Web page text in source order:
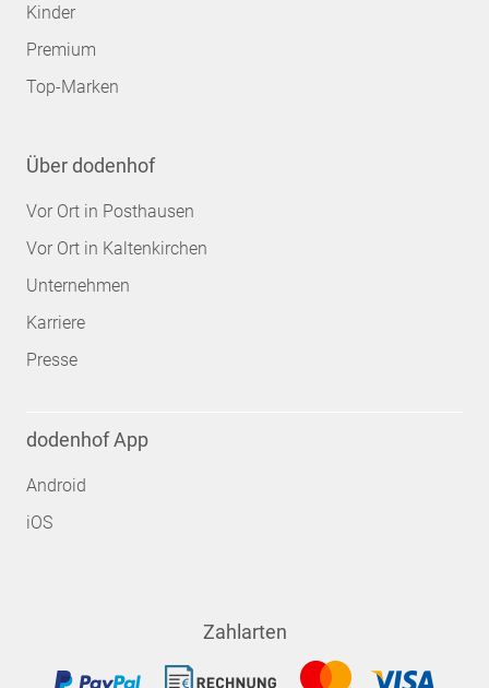
Kinder
Premium
Top-Marken
Über dodenhof
Vor Ort in Posthausen
Vor Ort in Kaltenkirchen
Unternehmen
Karriere
Presse
dodenhof App
Android
iOS
Zahlarten